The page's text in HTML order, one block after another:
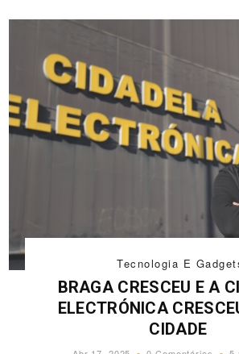
Tecnologia E
BRAGA CRESCEU E A
ELECTRÓNICA
CIDADE